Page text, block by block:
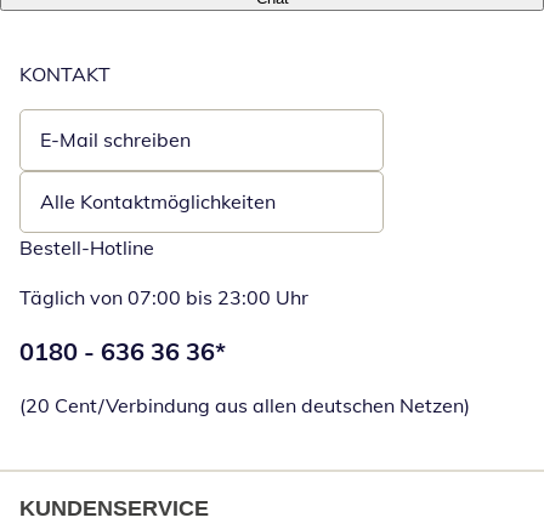
KONTAKT
E-Mail schreiben
Öffnet E-Mail-Client
Alle Kontaktmöglichkeiten
Bestell-Hotline
Täglich von 07:00 bis 23:00 Uhr
Telefonnummer:
0180 - 636 36 36*
(20 Cent/Verbindung aus allen deutschen Netzen)
KUNDENSERVICE